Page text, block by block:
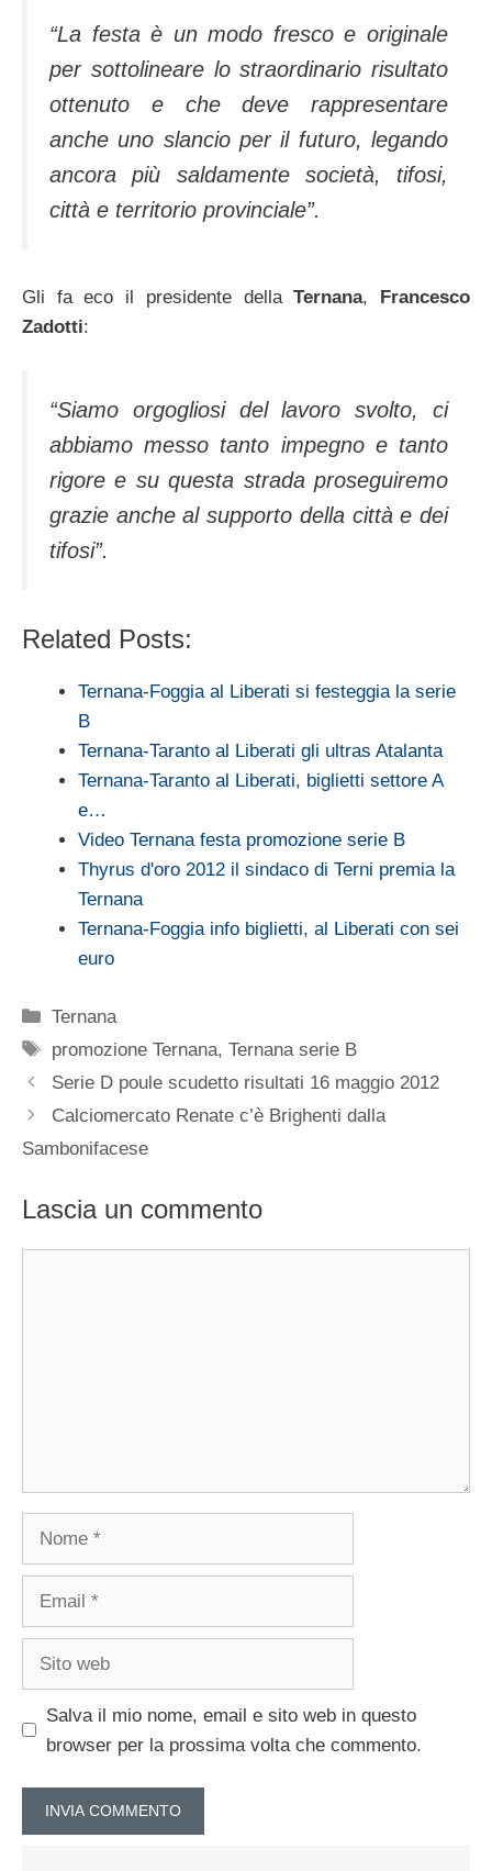
“La festa è un modo fresco e originale
per sottolineare lo straordinario risultato
ottenuto e che deve rappresentare
anche uno slancio per il futuro, legando
ancora più saldamente società, tifosi,
città e territorio provinciale”.
Gli fa eco il presidente dellaTernana,
Francesco
Zadotti:
“Siamo orgogliosi del lavoro svolto, ci
abbiamo messo tanto impegno e tanto
rigore e su questa strada proseguiremo
grazie anche al supporto della città e dei
tifosi”.
Related Posts:
Ternana-Foggia al Liberati si festeggia la serie
B
Ternana-Taranto al Liberati gli ultras Atalanta
Ternana-Taranto al Liberati, biglietti settore A
e…
Video Ternana festa promozione serie B
Thyrus d'oro 2012 il sindaco di Terni premia la
Ternana
Ternana-Foggia info biglietti, al Liberati con sei
euro
Categorie
Ternana
Tag
promozione Ternana,Ternana serie B
Serie D poule scudetto risultati 16 maggio 2012
Calciomercato Renate c’è Brighenti dalla
Sambonifacese
Lascia un commento
Salva il mio nome, email e sito web in questo
browser per la prossima volta che commento.